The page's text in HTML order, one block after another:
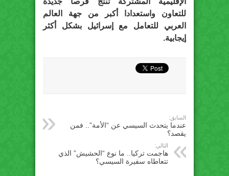
للتعاون واستعدادا أكبر من جهة العالم
العربي للتعامل مع إسرائيل بشكل أكثر
إيجابية.
السابق:
عندما يتحدث السيسي عن “الأمة”.. فمن
يقصد؟
التالي:
هاجمت تركيا.. ما نوع “الحشيش” الذي
تتعاطاه سفيرة السيسي؟